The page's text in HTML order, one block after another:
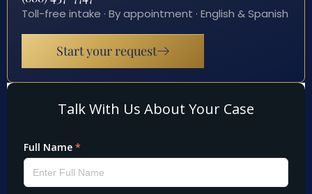
Toll-free intake · By appointment · English & Spanish
Start your request